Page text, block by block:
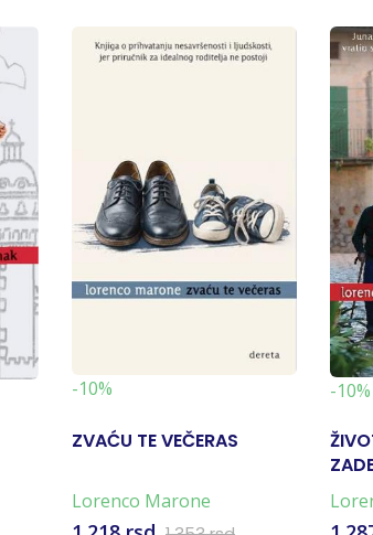
-10%
ZVAĆU TE VEČERAS
Lorenco Marone
-10%